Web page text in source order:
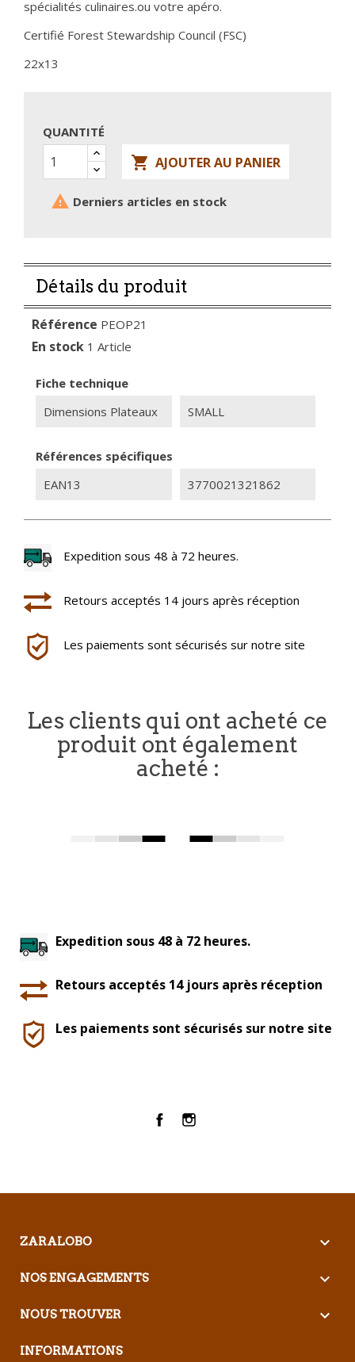
spécialités culinaires.ou votre apéro.
Certifié Forest Stewardship Council (FSC)
22x13
QUANTITÉ
 AJOUTER AU PANIER
 Derniers articles en stock
Détails du produit
Référence PEOP21
En stock 1 Article
Fiche technique
Dimensions Plateaux
SMALL
Références spécifiques
EAN13
3770021321862
Expedition sous 48 à 72 heures.
Retours acceptés 14 jours après réception
Les paiements sont sécurisés sur notre site
Les clients qui ont acheté ce
produit ont également
acheté :
Expedition sous 48 à 72 heures.
Retours acceptés 14 jours après réception
Les paiements sont sécurisés sur notre site
FacebookInstagram
ZARALOBO 
NOS ENGAGEMENTS 
NOUS TROUVER 
INFORMATIONS